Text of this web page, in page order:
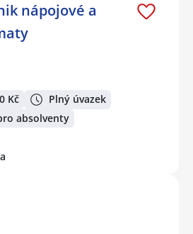
nápojové a
Kč
Plný úvazek
absolventy